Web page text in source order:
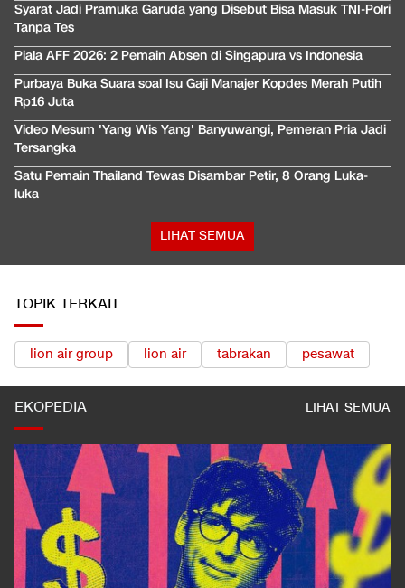
Syarat Jadi Pramuka Garuda yang Disebut Bisa Masuk TNI-Polri
Tanpa Tes
Piala AFF 2026: 2 Pemain Absen di Singapura vs Indonesia
Purbaya Buka Suara soal Isu Gaji Manajer Kopdes Merah Putih
Rp16 Juta
Video Mesum 'Yang Wis Yang' Banyuwangi, Pemeran Pria Jadi
Tersangka
Satu Pemain Thailand Tewas Disambar Petir, 8 Orang Luka-
luka
LIHAT SEMUA
TOPIK TERKAIT
lion air group lion air tabrakan pesawat
EKOPEDIA LIHAT SEMUA